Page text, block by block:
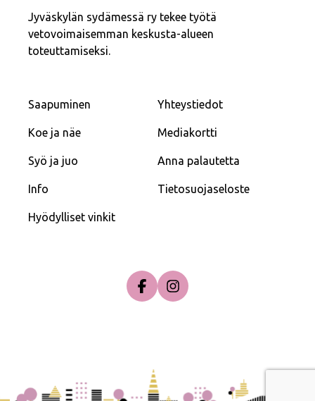
Jyväskylän sydämessä ry tekee työtä
vetovoimaisemman keskusta-alueen
toteuttamiseksi.
Saapuminen
Koe ja näe
Syö ja juo
Info
Hyödylliset vinkit
Yhteystiedot
Mediakortti
Anna palautetta
Tietosuojaseloste